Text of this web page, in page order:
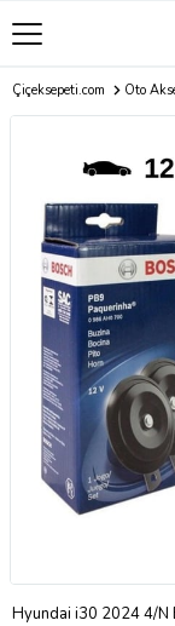
Çiçeksepeti.com Oto
Hyundai i30 2024 4/N